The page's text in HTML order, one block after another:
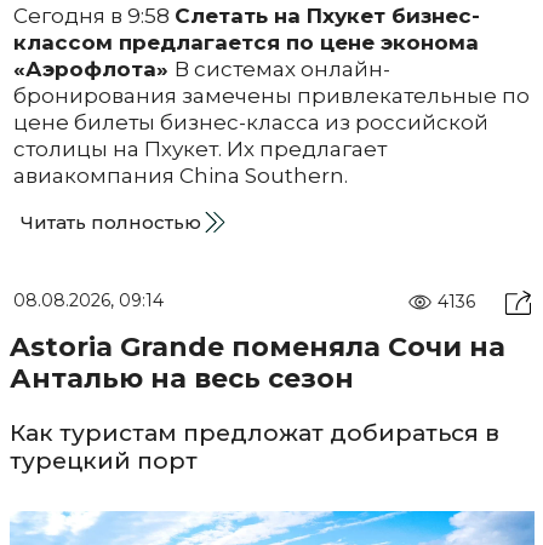
Сегодня в 9:58 Слетать на Пхукет бизнес-
классом предлагается по цене эконома
«Аэрофлота» В системах онлайн-
бронирования замечены привлекательные по
цене билеты бизнес-класса из российской
столицы на Пхукет. Их предлагает
авиакомпания China Southern.
Читать полностью
08.08.2026, 09:14 4136
Astoria Grande поменяла Сочи на
Анталью на весь сезон
Как туристам предложат добираться в
турецкий порт